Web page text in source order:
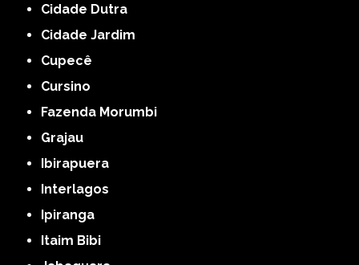
Cidade Dutra
Cidade Jardim
Cupecê
Cursino
Fazenda Morumbi
Grajau
Ibirapuera
Interlagos
Ipiranga
Itaim Bibi